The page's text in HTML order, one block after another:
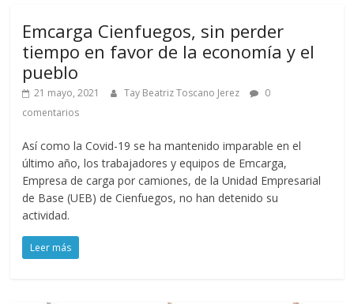
Emcarga Cienfuegos, sin perder
tiempo en favor de la economía y el
pueblo
21 mayo, 2021 Tay Beatriz Toscano Jerez
0
comentarios
Así como la Covid-19 se ha mantenido imparable en el
último año, los trabajadores y equipos de Emcarga,
Empresa de carga por camiones, de la Unidad Empresarial
de Base (UEB) de Cienfuegos, no han detenido su
actividad.
Leer más